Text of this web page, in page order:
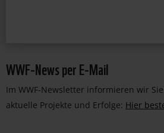
WWF-News per E-Mail
Im WWF-Newsletter informieren wir
aktuelle Projekte und Erfolge: Hier